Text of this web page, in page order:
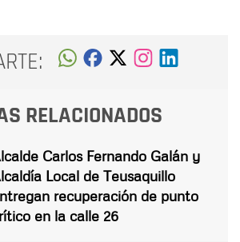
RELACIONADOS
Carlos Fernando Galán y
Local de Teusaquillo
recuperación de punto
en la calle 26